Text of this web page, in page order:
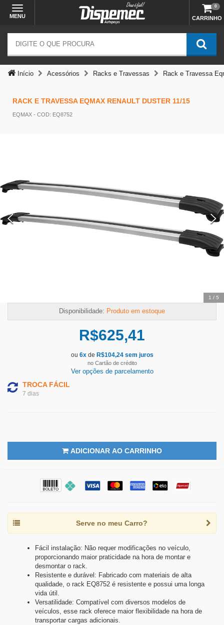
MENU CARRINHO
0
Início Acessórios Racks e Travessas Rack e Travessa
RACK E TRAVESSA EQMAX RENAULT DUSTER 11/15
EQMAX - COD: EQ8752
2 / 5
Disponibilidade: Produto em estoque
R$625,41
ou 6xde R$104,24sem juros
no Cartão de crédito
Ver opções de parcelamento
TROCA FÁCIL
7 dias
ADICIONAR AO CARRINHO
Temos outras opções mais
adequadas
Serve no meu Carro?
Fácil instalação: Não requer modificações no veículo,
proporcionando maior praticidade na hora de montar e
desmontar o rack.
Resistente e durável: Fabricado com materiais de alta
qualidade, o rack EQ8752 é resistente e possui uma longa
vida útil.
Versatilidade: Compatível com diversos modelos de
veículos, esse rack oferece maior flexibilidade na hora de
transportar cargas adicionais.